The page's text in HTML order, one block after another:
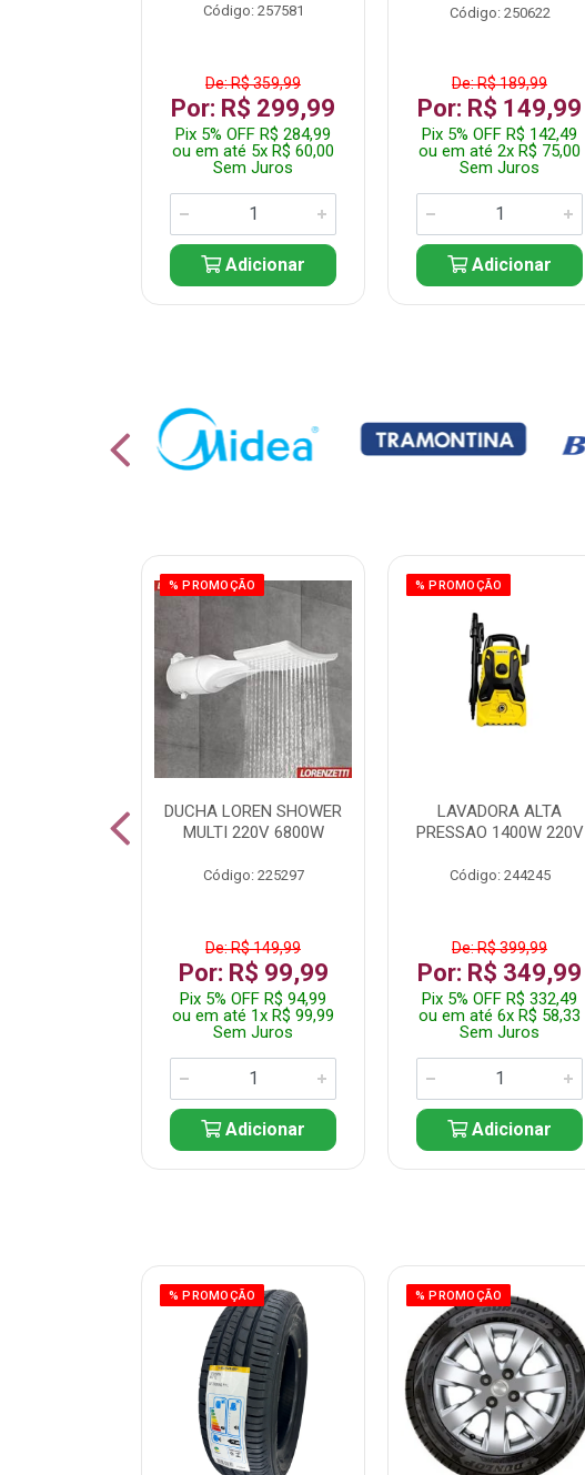
Código: 257581
De: R$ 359,99
Por: R$ 299,99
Pix 5% OFF R$ 284,99
ou em até 5x R$ 60,00
Sem Juros
Adicionar
Código: 250622
De: R$ 189,99
Por: R$ 149,99
Pix 5% OFF R$ 142,49
ou em até 2x R$ 75,00
Sem Juros
Adicionar
% PROMOÇÃO
DUCHA LOREN SHOWER
MULTI 220V 6800W
Código: 225297
De: R$ 149,99
Por: R$ 99,99
Pix 5% OFF R$ 94,99
ou em até 1x R$ 99,99
Sem Juros
Adicionar
% PROMOÇÃO
LAVADORA ALTA
PRESSAO 1400W 220V
Código: 244245
De: R$ 399,99
Por: R$ 349,99
Pix 5% OFF R$ 332,49
ou em até 6x R$ 58,33
Sem Juros
Adicionar
% PROMOÇÃO % PROMOÇÃO